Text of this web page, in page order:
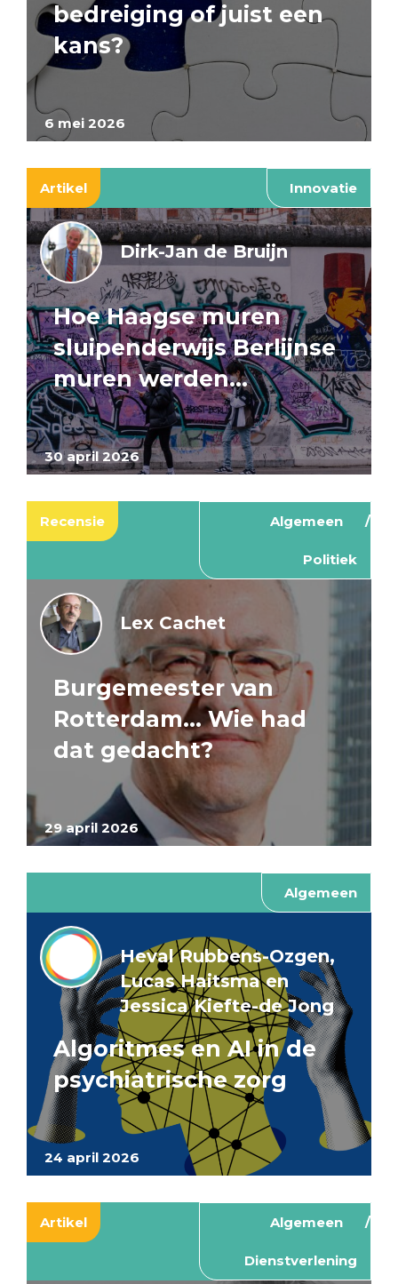
6 mei 2026
bedreiging of juist een
kans?
Artikel Innovatie
30 april 2026
Dirk-Jan de Bruijn
Hoe Haagse muren
sluipenderwijs Berlijnse
muren werden…
Recensie Algemeen
Politiek
29 april 2026
Lex Cachet
Burgemeester van
Rotterdam… Wie had
dat gedacht?
Algemeen
24 april 2026
Heval Rubbens-Ozgen,
Lucas Haitsma en
Jessica Kiefte-de Jong
Algoritmes en AI in de
psychiatrische zorg
Artikel Algemeen
Dienstverlening